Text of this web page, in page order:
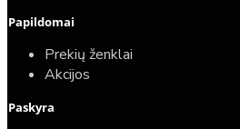
lėtaeigiu dangčiu
587,00€
389,00€
Papildomai
Prekių ženklai
Akcijos
Paskyra